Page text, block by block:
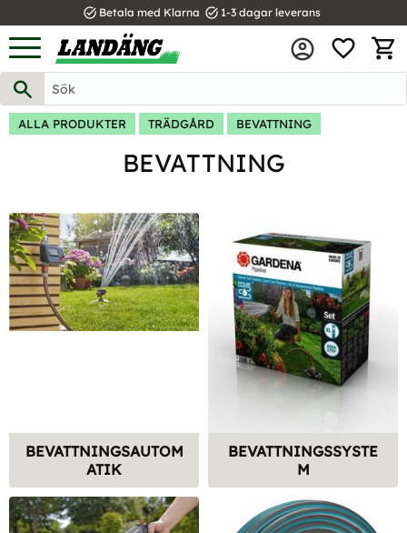
Meny
task_alt Betala med Klarna task_alt 1-3 dagar leverans
ALLA PRODUKTER TRÄDGÅRD BEVATTNING
BEVATTNING
BEVATTNINGSAUTOM
ATIK
BEVATTNINGSSYSTE
M